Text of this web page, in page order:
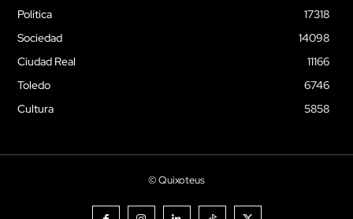
Política
17318
Sociedad
14098
Ciudad Real
11166
Toledo
6746
Cultura
5858
© Quixoteus